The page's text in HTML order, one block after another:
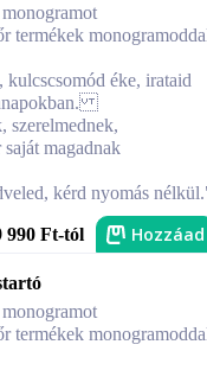
termékek
éke, irataid
szerelmednek,
magadnak
kérd nyomás
990 Ft-tól Hozzáad
termékek